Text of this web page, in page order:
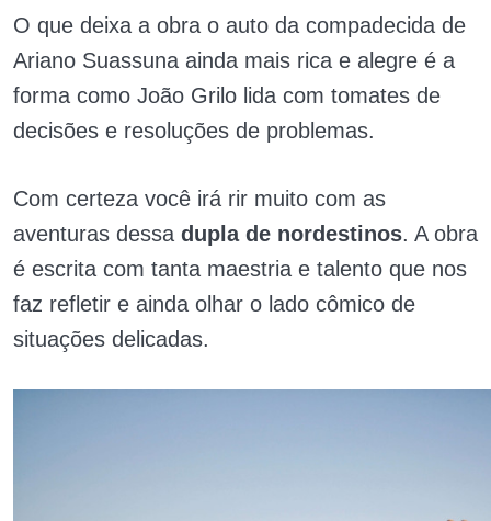
O que deixa a obra o auto da compadecida de
Ariano Suassuna ainda mais rica e alegre é a
forma como João Grilo lida com tomates de
decisões e resoluções de problemas.
Com certeza você irá rir muito com as
aventuras dessa dupla de nordestinos. A obra
é escrita com tanta maestria e talento que nos
faz refletir e ainda olhar o lado cômico de
situações delicadas.